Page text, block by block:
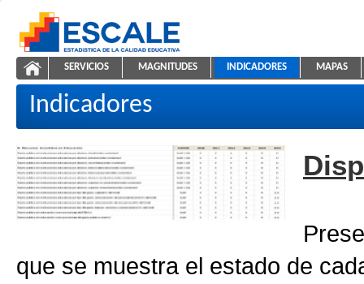
ESCALE - Unidad de Estadística Educativa
Indicadores educativos
NAVEGACIÓN
SERVICIOS MAGNITUDES INDICADORES MAPAS
Indicadores
que se muestra el estado de